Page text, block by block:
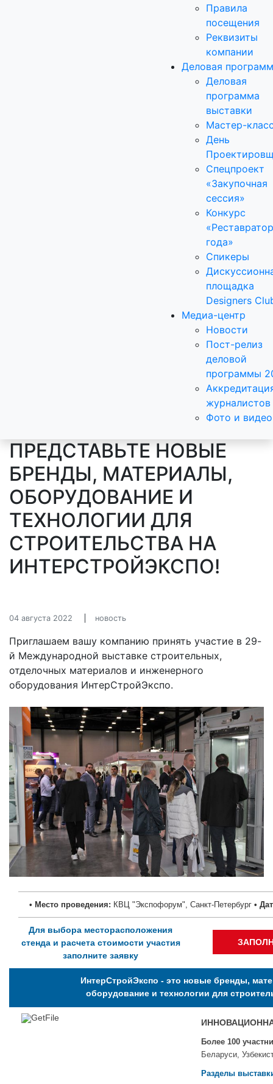
Правила
посещения
Реквизиты
компании
Деловая
Деловая
программа
выставки
Мастер-
День
Спецпроект
«Закупочная
сессия»
Конкурс
«Реставратор
года»
Спикеры
площадка
Designers
Медиа-центр
Новости
Пост-релиз
деловой
программы
журналистов
Фото и видео
ПРЕДСТАВЬТЕ НОВЫЕ
БРЕНДЫ, МАТЕРИАЛЫ,
ОБОРУДОВАНИЕ И
ТЕХНОЛОГИИ ДЛЯ
СТРОИТЕЛЬСТВА НА
ИНТЕРСТРОЙЭКСПО!
04 августа 2022 новость
Приглашаем вашу компанию принять участие в 29-
й Международной выставке строительных,
отделочных материалов и инженерного
оборудования ИнтерСтройЭкспо.
• Место проведения: КВЦ "Экспофорум", Санкт-Петербург •
Для выбора месторасположения
стенда и расчета стоимости участия
заполните заявку
ИнтерСтройЭкспо - это новые бренды,
оборудование и технологии для
Более 100
Беларуси,
Разделы